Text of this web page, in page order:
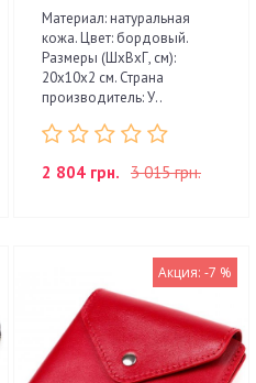
Материал: натуральная
кожа. Цвет: бордовый.
Размеры (ШхВхГ, см):
20х10х2 см. Страна
производитель: У..
2 804 грн. 3 015 грн.
Акция: -7 %